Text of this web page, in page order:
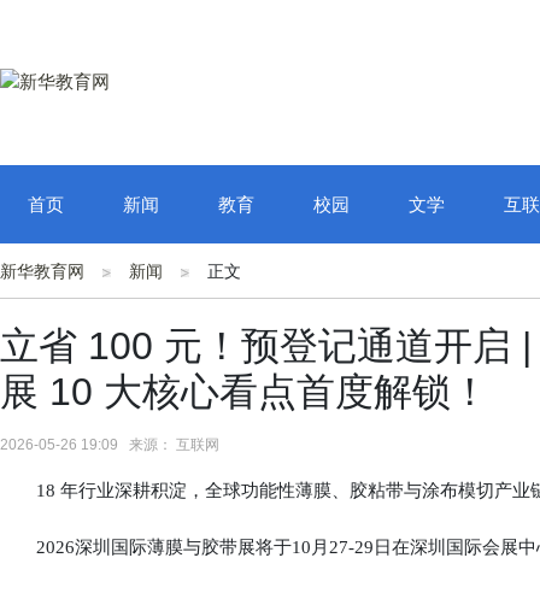
首页 新闻 教育 校园 文学 互
新华教育网 新闻 正文
立省 100 元！预登记通道开启
展 10 大核心看点首度解锁！
2026-05-26 19:09 来源： 互联网
18 年行业深耕积淀，全球功能性薄膜、胶粘带与涂布模切产
2026深圳国际薄膜与胶带展将于10月27-29日在深圳国际会展中